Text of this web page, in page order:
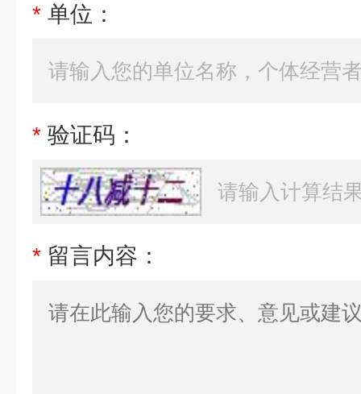
* 单位：
* 验证码：
* 留言内容：